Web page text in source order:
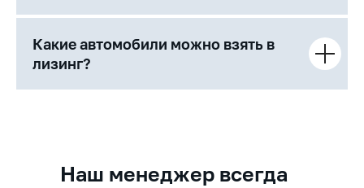
Какие автомобили можно взять в
лизинг?
Наш менеджер всегда